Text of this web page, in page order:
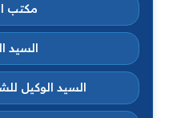
مكتب
السيد
السيد الوكيل